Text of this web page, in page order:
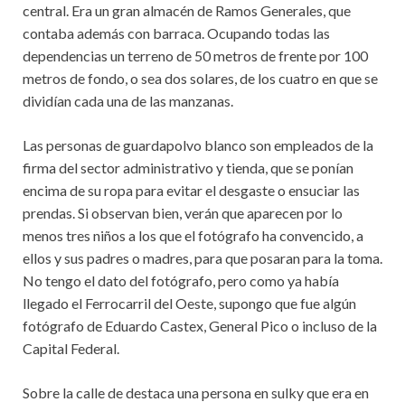
central. Era un gran almacén de Ramos Generales, que
contaba además con barraca. Ocupando todas las
dependencias un terreno de 50 metros de frente por 100
metros de fondo, o sea dos solares, de los cuatro en que se
dividían cada una de las manzanas.
Las personas de guardapolvo blanco son empleados de la
firma del sector administrativo y tienda, que se ponían
encima de su ropa para evitar el desgaste o ensuciar las
prendas. Si observan bien, verán que aparecen por lo
menos tres niños a los que el fotógrafo ha convencido, a
ellos y sus padres o madres, para que posaran para la toma.
No tengo el dato del fotógrafo, pero como ya había
llegado el Ferrocarril del Oeste, supongo que fue algún
fotógrafo de Eduardo Castex, General Pico o incluso de la
Capital Federal.
Sobre la calle de destaca una persona en sulky que era en